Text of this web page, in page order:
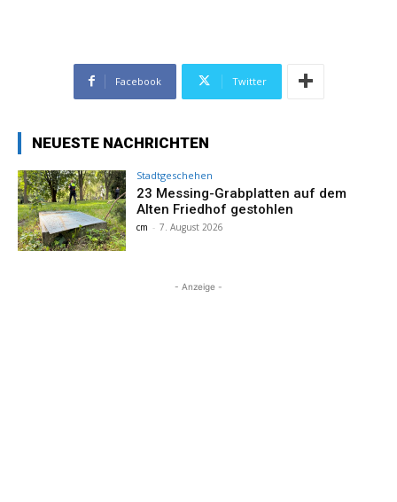
Facebook Twitter
NEUESTE NACHRICHTEN
Stadtgeschehen
23 Messing-Grabplatten auf dem
Alten Friedhof gestohlen
cm - 7. August 2026
- Anzeige -